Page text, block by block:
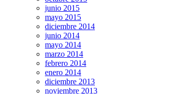
junio 2015
mayo 2015
diciembre 2014
junio 2014
mayo 2014
marzo 2014
febrero 2014
enero 2014
diciembre 2013
noviembre 2013